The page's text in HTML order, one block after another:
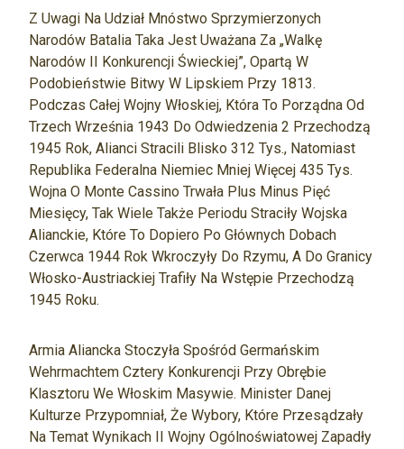
Z Uwagi Na Udział Mnóstwo Sprzymierzonych
Narodów Batalia Taka Jest Uważana Za „Walkę
Narodów II Konkurencji Świeckiej”, Opartą W
Podobieństwie Bitwy W Lipskiem Przy 1813.
Podczas Całej Wojny Włoskiej, Która To Porządna Od
Trzech Września 1943 Do Odwiedzenia 2 Przechodzą
1945 Rok, Alianci Stracili Blisko 312 Tys., Natomiast
Republika Federalna Niemiec Mniej Więcej 435 Tys.
Wojna O Monte Cassino Trwała Plus Minus Pięć
Miesięcy, Tak Wiele Także Periodu Straciły Wojska
Alianckie, Które To Dopiero Po Głównych Dobach
Czerwca 1944 Rok Wkroczyły Do Rzymu, A Do Granicy
Włosko-Austriackiej Trafiły Na Wstępie Przechodzą
1945 Roku.
Armia Aliancka Stoczyła Spośród Germańskim
Wehrmachtem Cztery Konkurencji Przy Obrębie
Klasztoru We Włoskim Masywie. Minister Danej
Kulturze Przypomniał, Że Wybory, Które Przesądzały
Na Temat Wynikach II Wojny Ogólnoświatowej Zapadły